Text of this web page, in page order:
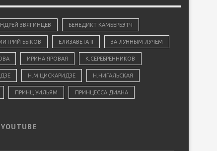
ЗВЯГИНЦЕВ БЕНЕДИКТ КАМБЕРБЭТЧ
БЫКОВ ЕЛИЗАВЕТА II ЗА ЛУННЫМ ЛУЧЕМ
ИРИНА ЯРОВАЯ К.СЕРЕБРЕННИКОВ
Н.М.ЦИСКАРИДЗЕ Н.НИГАЛЬСКАЯ
ПРИНЦ УИЛЬЯМ ПРИНЦЕССА ДИАНА
YOUTUBE